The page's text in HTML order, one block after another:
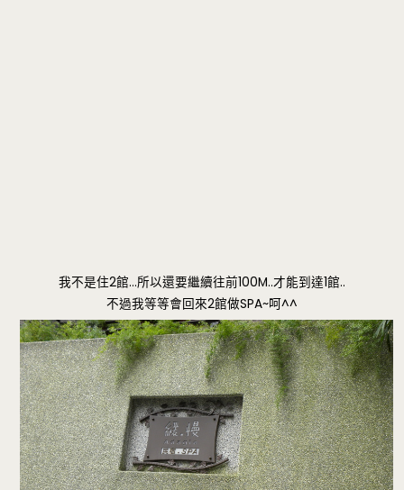
我不是住2館…所以還要繼續往前100M..才能到達1館..
不過我等等會回來2館做SPA~呵^^